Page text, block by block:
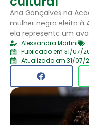
Ana Gonçalves na
mulher negra eleita à
ela representa um
Alessandra Martini
Publicado em 31/07/
Atualizado em 31/07/